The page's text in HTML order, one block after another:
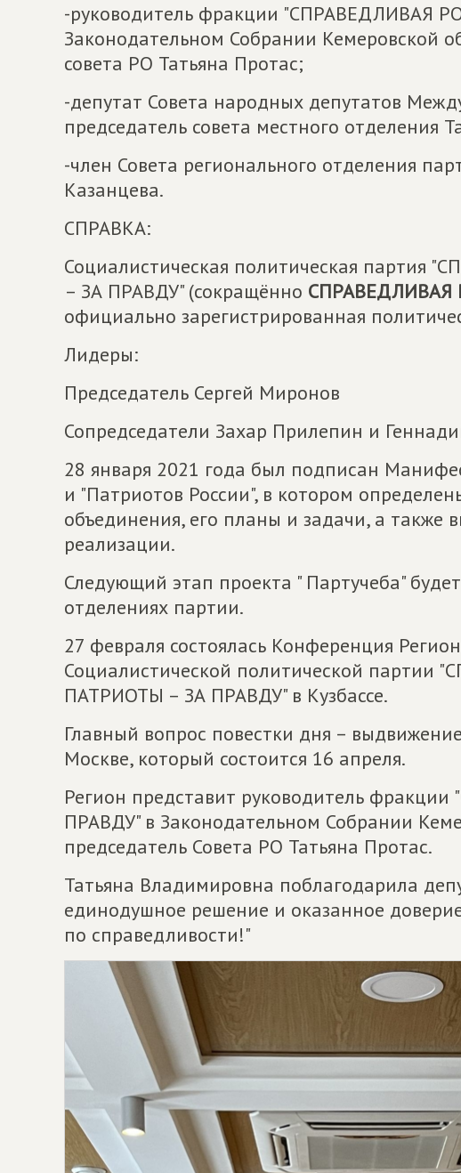
-руководитель фракции "СПРАВЕДЛИВАЯ
Законодательном Собрании Кемеровской
совета РО Татьяна Протас;
-депутат Совета народных депутатов
председатель совета местного отделения
-член Совета регионального отделения
Казанцева.
СПРАВКА:
Социалистическая политическая партия
– ЗА ПРАВДУ" (сокращённо СПРАВЕДЛИВАЯ
официально зарегистрированная
Лидеры:
Председатель Сергей Миронов
Сопредседатели Захар Прилепин и
28 января 2021 года был подписан
и "Патриотов России", в котором
объединения, его планы и задачи, а также
реализации.
Следующий этап проекта " Партучеба"
отделениях партии.
27 февраля состоялась Конференция
Социалистической политической партии
ПАТРИОТЫ – ЗА ПРАВДУ" в Кузбассе.
Главный вопрос повестки дня –
Москве, который состоится 16 апреля.
Регион представит руководитель
ПРАВДУ" в Законодательном Собрании
председатель Совета РО Татьяна Протас.
Татьяна Владимировна поблагодарила
единодушное решение и оказанное
по справедливости!"